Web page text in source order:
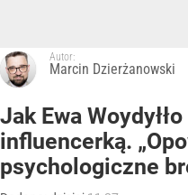
Autor:
Marcin Dzierżanowski
Jak Ewa
influencerką.
psychologiczne